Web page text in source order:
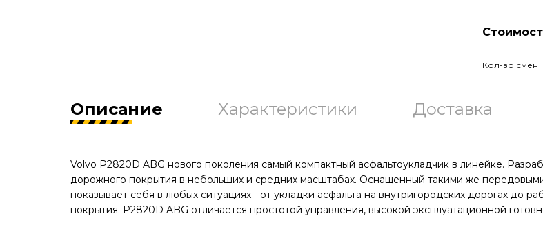
Кол-во смен
Описание Характеристики Доставка
Volvo P2820D ABG нового поколения самый компактный асфальтоукладчик в линейке.
дорожного покрытия в небольших и средних масштабах. Оснащенный такими же
показывает себя в любых ситуациях - от укладки асфальта на внутригородских дорогах до
покрытия. P2820D ABG отличается простотой управления, высокой эксплуатационной